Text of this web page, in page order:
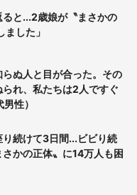
と...2歳娘が〝まさかの
した」
らぬ人と目が合った。その
れ、私たちは2人ですぐ
性）
続けて3日間...ビビり続
かの正体〟に14万人も困